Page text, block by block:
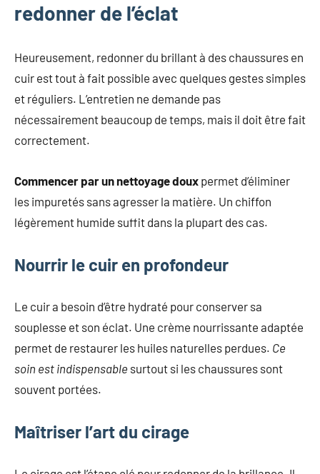
redonner de l’éclat
Heureusement, redonner du brillant à des chaussures en
cuir est tout à fait possible avec quelques gestes simples
et réguliers. L’entretien ne demande pas
nécessairement beaucoup de temps, mais il doit être fait
correctement.
Commencer par un nettoyage doux permet d’éliminer
les impuretés sans agresser la matière. Un chiffon
légèrement humide suffit dans la plupart des cas.
Nourrir le cuir en profondeur
Le cuir a besoin d’être hydraté pour conserver sa
souplesse et son éclat. Une crème nourrissante adaptée
permet de restaurer les huiles naturelles perdues. Ce
soin est indispensable surtout si les chaussures sont
souvent portées.
Maîtriser l’art du cirage